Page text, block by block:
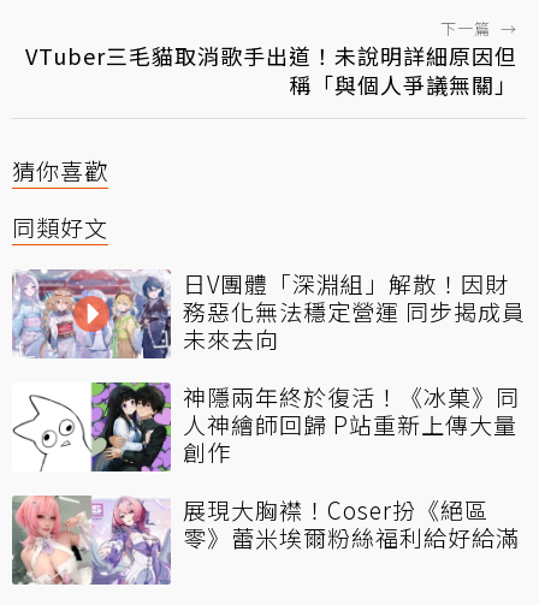
下一篇 →
VTuber三毛貓取消歌手出道！未說明詳細原因但
稱「與個人爭議無關」
猜你喜歡
同類好文
日V團體「深淵組」解散！因財
務惡化無法穩定營運 同步揭成員
未來去向
神隱兩年終於復活！《冰菓》同
人神繪師回歸 P站重新上傳大量
創作
展現大胸襟！Coser扮《絕區
零》蕾米埃爾粉絲福利給好給滿